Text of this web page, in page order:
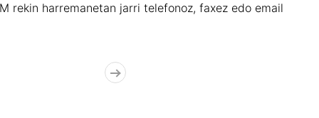
rekin harremanetan jarri telefonoz, faxez edo email